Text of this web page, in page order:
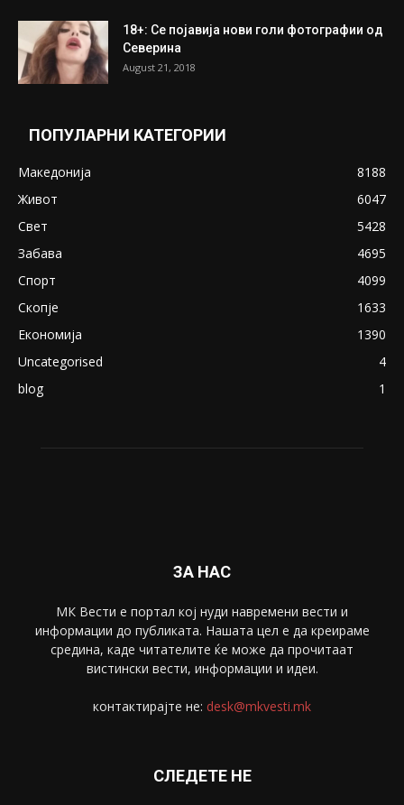
18+: Се појавија нови голи фотографии од
Северина
August 21, 2018
ПОПУЛАРНИ КАТЕГОРИИ
Македонија
8188
Живот
6047
Свет
5428
Забава
4695
Спорт
4099
Скопје
1633
Економија
1390
Uncategorised
4
blog
1
ЗА НАС
МК Вести е портал коj нуди навремени вести и
информации до публиката. Нашата цел е да креираме
средина, каде читателите ќе може да прочитаат
вистински вести, информации и идеи.
контактирајте не: desk@mkvesti.mk
СЛЕДЕТЕ НЕ